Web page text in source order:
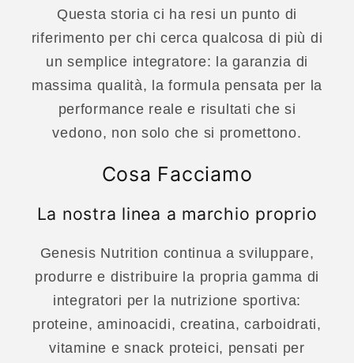
Questa storia ci ha resi un punto di
riferimento per chi cerca qualcosa di più di
un semplice integratore: la garanzia di
massima qualità, la formula pensata per la
performance reale e risultati che si
vedono, non solo che si promettono.
Cosa Facciamo
La nostra linea a marchio proprio
Genesis Nutrition continua a sviluppare,
produrre e distribuire la propria gamma di
integratori per la nutrizione sportiva:
proteine, aminoacidi, creatina, carboidrati,
vitamine e snack proteici, pensati per